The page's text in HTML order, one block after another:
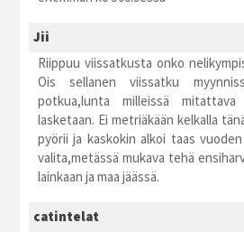
Jii
Riippuu viissatkusta onko
Ois sellanen viissatku
potkua,lunta milleissä
lasketaan. Ei metriäkään kelkalla
pyörii ja kaskokin alkoi taas
valita,metässä mukava tehä
lainkaan ja maa jäässä.
catintelat